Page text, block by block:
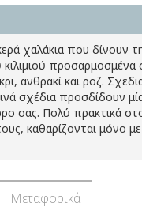
χαλάκια που δίνουν
προσαρμοσμένα
ανθρακί και ροζ.
σχέδια προσδίδουν
σας. Πολύ πρακτικά
καθαρίζονται μόνο
Μεταφορικά